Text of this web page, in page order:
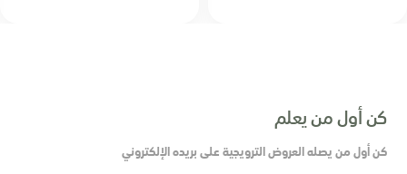
كن أول من يعلم
كن أول من يصله العروض الترويجية على بريده الإلكتروني